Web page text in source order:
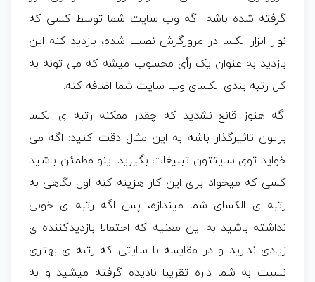
گرفته شده باشه. اگه وب سایت شما توسط کسی که
نوار ابزار الکسا در مرورگرش نصب شده، بازدید کنه این
بازدید به عنوان یک رأی محسوب میشه که می تونه به
کل رتبه بندی الکسای وب سایت شما اضافه کنه.
اگه هنوز قانع نشدید که چقدر ممکنه رتبه ی الکسا
براتون تاثیرگذار باشه به این مثال دقت کنید: اگه می
خواید توی سایتتون تبلیغات بگیرید اینو مطمئن باشید
کسی که میخواد برای این کار هزینه کنه اول نگاهی به
رتبه ی الکسای شما میندازه، پس اگه رتبه ی خوبی
نداشته باشید به این معنیه که احتمالا بازدیدکننده ی
زیادی ندارید و در مقایسه با سایتی که رتبه ی بهتری
نسبت به شما داره تقریبا نادیده گرفته میشید و به